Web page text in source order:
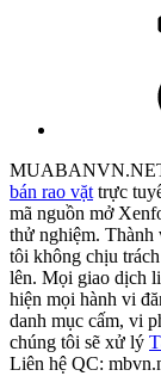
MUABANVN.NET
bán rao vặt trực
mã nguồn mở
thử nghiệm. Thành
tôi không chịu
lên. Mọi giao dịch
hiện mọi hành vi
danh mục cấm, vi
chúng tôi sẽ xử lý
Liên hệ QC: